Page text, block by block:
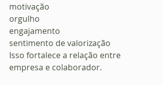
motivação
orgulho
engajamento
sentimento de valorização
Isso fortalece a relação entre
empresa e colaborador.